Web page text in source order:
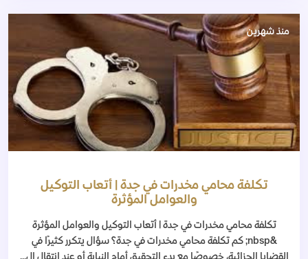
منذ شهرين
تكلفة محامي مخدرات في جدة | أتعاب التوكيل
والعوامل المؤثرة
تكلفة محامي مخدرات في جدة | أتعاب التوكيل والعوامل المؤثرة
&nbsp; كم تكلفة محامي مخدرات في جدة؟ سؤال يتكرر كثيرًا في
القضايا الجزائية، خصوصًا مع بدء التحقيق أمام النيابة أو عند انتقال ال...